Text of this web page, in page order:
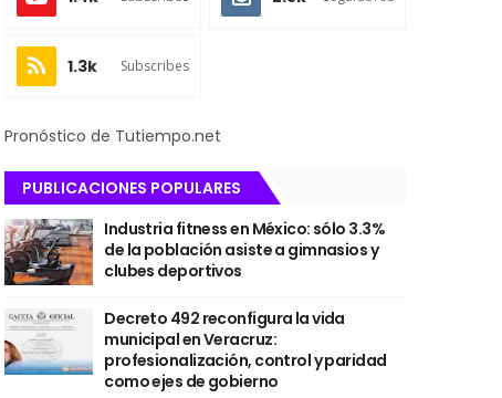
1.3k Subscribes
Pronóstico de Tutiempo.net
PUBLICACIONES POPULARES
Industria fitness en México: sólo 3.3%
de la población asiste a gimnasios y
clubes deportivos
Decreto 492 reconfigura la vida
municipal en Veracruz:
profesionalización, control y paridad
como ejes de gobierno